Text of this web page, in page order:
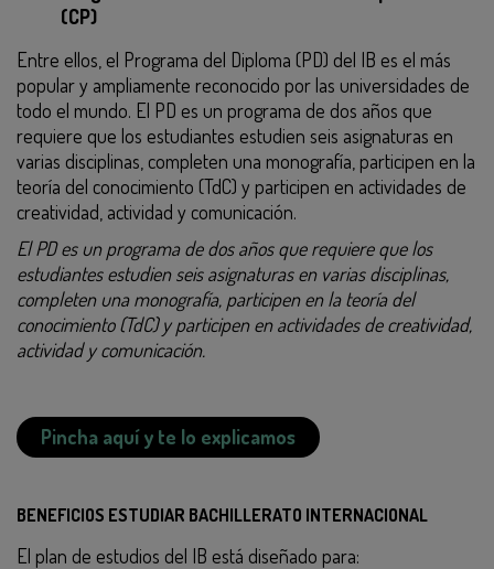
(CP)
Entre ellos, el Programa del Diploma (PD) del IB es el más
popular y ampliamente reconocido por las universidades de
todo el mundo. El PD es un programa de dos años que
requiere que los estudiantes estudien seis asignaturas en
varias disciplinas, completen una monografía, participen en la
teoría del conocimiento (TdC) y participen en actividades de
creatividad, actividad y comunicación.
El PD es un programa de dos años que requiere que los
estudiantes estudien seis asignaturas en varias disciplinas,
completen una monografía, participen en la teoría del
conocimiento (TdC) y participen en actividades de creatividad,
actividad y comunicación.
Pincha aquí y te lo explicamos
BENEFICIOS ESTUDIAR BACHILLERATO INTERNACIONAL
El plan de estudios del IB está diseñado para: